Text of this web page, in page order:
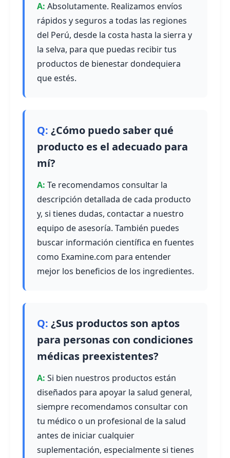
Absolutamente. Realizamos envíos
rápidos y seguros a todas las regiones
del Perú, desde la costa hasta la sierra y
la selva, para que puedas recibir tus
productos de bienestar dondequiera
que estés.
¿Cómo puedo saber qué
producto es el adecuado para
mí?
Te recomendamos consultar la
descripción detallada de cada producto
y, si tienes dudas, contactar a nuestro
equipo de asesoría. También puedes
buscar información científica en fuentes
como Examine.com para entender
mejor los beneficios de los ingredientes.
¿Sus productos son aptos
para personas con condiciones
médicas preexistentes?
Si bien nuestros productos están
diseñados para apoyar la salud general,
siempre recomendamos consultar con
tu médico o un profesional de la salud
antes de iniciar cualquier
suplementación, especialmente si tienes